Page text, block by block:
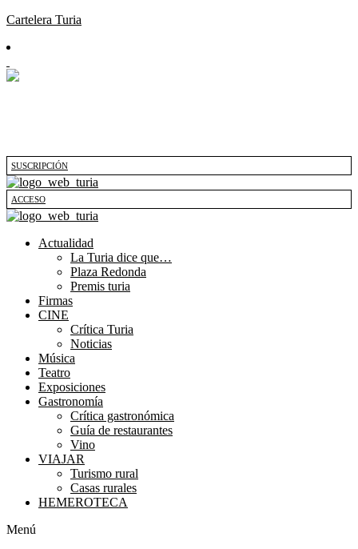
Cartelera Turia
SUSCRIPCIÓN
ACCESO
Actualidad
La Turia dice que…
Plaza Redonda
Premis turia
Firmas
CINE
Crítica Turia
Noticias
Música
Teatro
Exposiciones
Gastronomía
Crítica gastronómica
Guía de restaurantes
Vino
VIAJAR
Turismo rural
Casas rurales
HEMEROTECA
Menú